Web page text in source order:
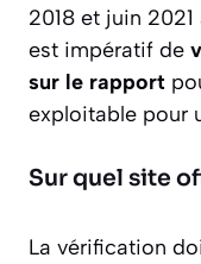
2018 et juin
est impératif de
sur le rapport
exploitable pour
Sur quel site
La vérification